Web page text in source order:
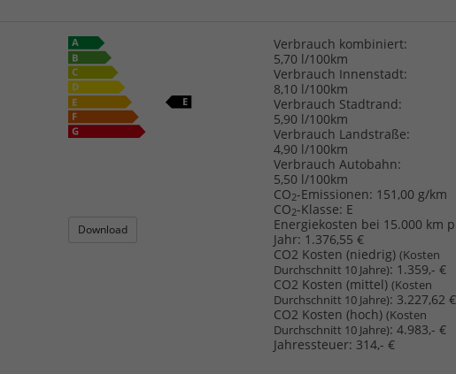
Verbrauch kombiniert:
5,70 l/100km
Verbrauch Innenstadt:
8,10 l/100km
Verbrauch Stadtrand:
5,90 l/100km
Verbrauch Landstraße:
4,90 l/100km
Verbrauch Autobahn:
5,50 l/100km
CO2-Emissionen: 151,00 g/km
CO2-Klasse: E
Download
Energiekosten bei 15.000 km
Jahr: 1.376,55 €
CO2 Kosten (niedrig) (Kosten
Durchschnitt 10 Jahre): 1.359,- €
CO2 Kosten (mittel) (Kosten
Durchschnitt 10 Jahre): 3.227,62 €
CO2 Kosten (hoch) (Kosten
Durchschnitt 10 Jahre): 4.983,- €
Jahressteuer: 314,- €